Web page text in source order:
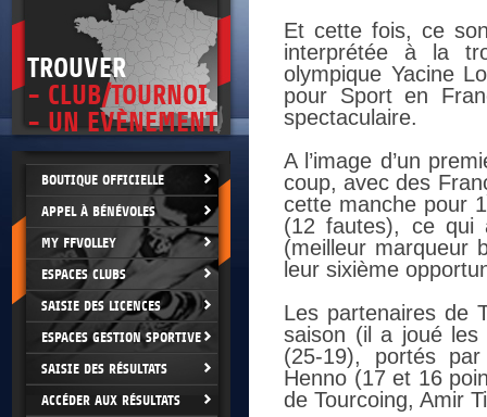
TROUVER
- CLUB/TOURNOI
- UN EVÈNEMENT
BOUTIQUE OFFICIELLE
APPEL À BÉNÉVOLES
MY FFVOLLEY
ESPACES CLUBS
SAISIE DES LICENCES
ESPACES GESTION SPORTIVE
SAISIE DES RÉSULTATS
ACCÉDER AUX RÉSULTATS
Et cette fois, ce
interprétée à la
olympique Yacine
pour Sport en
spectaculaire.
A l’image d’un
coup, avec des
cette manche pour
(12 fautes), ce qui
(meilleur marqueur
leur sixième
Les partenaires de
saison (il a joué les
(25-19), portés
Henno (17 et 16
de Tourcoing, Amir